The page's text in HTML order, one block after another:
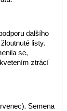
dalšího
listy.
se,
ztrácí
Semena